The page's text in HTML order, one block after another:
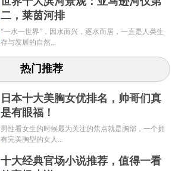
二，莱茵河排
“一水一世界”，因水而兴，逐水而居，一直是人类生
存与发展的自然...
热门推荐
日本十大美胸女优排名，帅哥们真
是有眼福！
男性看女生的时候最为关注的焦点就是胸部，一个拥
有完美胸型的女人...
十大经典官场小说推荐，值得一看